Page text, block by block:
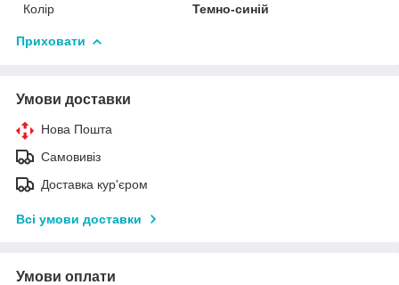
Колір
Темно-синій
Приховати
Умови доставки
Нова Пошта
Самовивіз
Доставка кур'єром
Всі умови доставки
Умови оплати